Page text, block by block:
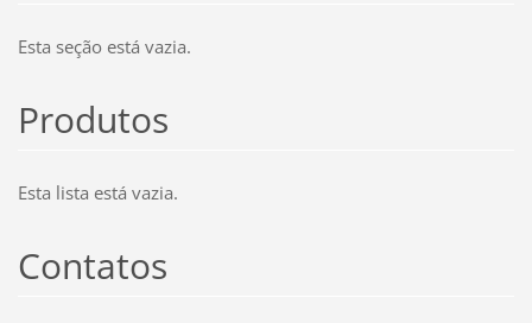
Esta seção está vazia.
Produtos
Esta lista está vazia.
Contatos